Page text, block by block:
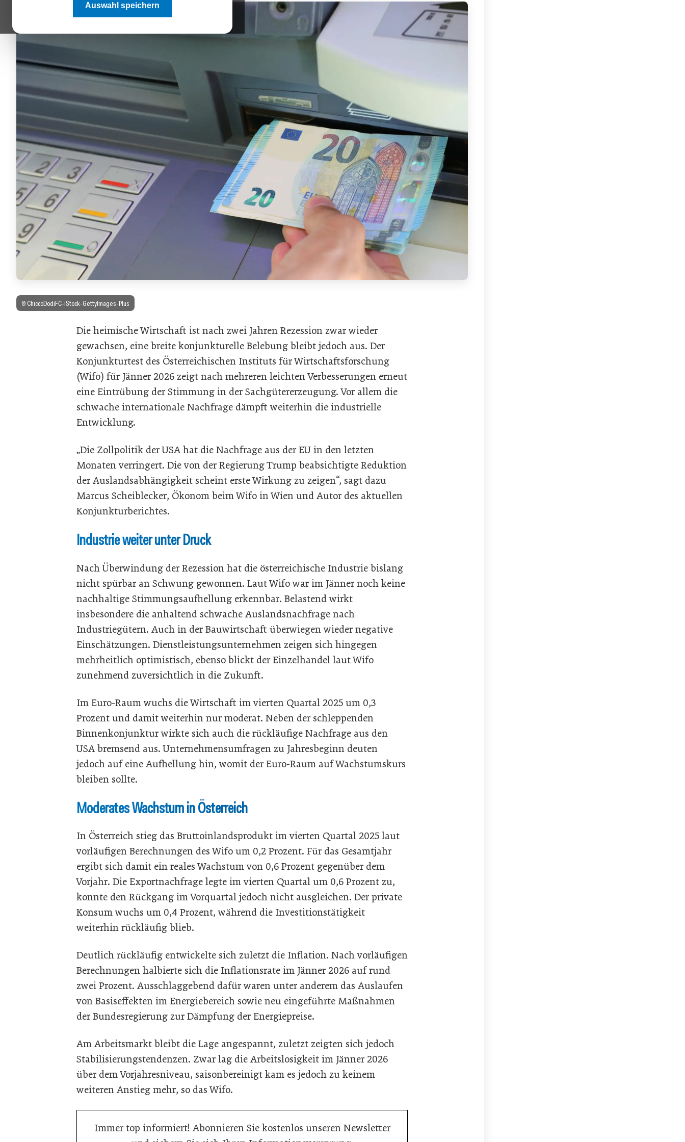
Auswahl speichern
© ChiccoDodiFC-iStock-GettyImages-Plus
Die heimische Wirtschaft ist nach zwei Jahren Rezession zwar wieder
gewachsen, eine breite konjunkturelle Belebung bleibt jedoch aus. Der
Konjunkturtest des Österreichischen Instituts für Wirtschaftsforschung
(Wifo) für Jänner 2026 zeigt nach mehreren leichten Verbesserungen erneut
eine Eintrübung der Stimmung in der Sachgütererzeugung. Vor allem die
schwache internationale Nachfrage dämpft weiterhin die industrielle
Entwicklung.
„Die Zollpolitik der USA hat die Nachfrage aus der EU in den letzten
Monaten verringert. Die von der Regierung Trump beabsichtigte Reduktion
der Auslandsabhängigkeit scheint erste Wirkung zu zeigen“, sagt dazu
Marcus Scheiblecker, Ökonom beim Wifo in Wien und Autor des aktuellen
Konjunkturberichtes.
Industrie weiter unter Druck
Nach Überwindung der Rezession hat die österreichische Industrie bislang
nicht spürbar an Schwung gewonnen. Laut Wifo war im Jänner noch keine
nachhaltige Stimmungsaufhellung erkennbar. Belastend wirkt
insbesondere die anhaltend schwache Auslandsnachfrage nach
Industriegütern. Auch in der Bauwirtschaft überwiegen wieder negative
Einschätzungen. Dienstleistungsunternehmen zeigen sich hingegen
mehrheitlich optimistisch, ebenso blickt der Einzelhandel laut Wifo
zunehmend zuversichtlich in die Zukunft.
Im Euro-Raum wuchs die Wirtschaft im vierten Quartal 2025 um 0,3
Prozent und damit weiterhin nur moderat. Neben der schleppenden
Binnenkonjunktur wirkte sich auch die rückläufige Nachfrage aus den
USA bremsend aus. Unternehmensumfragen zu Jahresbeginn deuten
jedoch auf eine Aufhellung hin, womit der Euro-Raum auf Wachstumskurs
bleiben sollte.
Moderates Wachstum in Österreich
In Österreich stieg das Bruttoinlandsprodukt im vierten Quartal 2025 laut
vorläufigen Berechnungen des Wifo um 0,2 Prozent. Für das Gesamtjahr
ergibt sich damit ein reales Wachstum von 0,6 Prozent gegenüber dem
Vorjahr. Die Exportnachfrage legte im vierten Quartal um 0,6 Prozent zu,
konnte den Rückgang im Vorquartal jedoch nicht ausgleichen. Der private
Konsum wuchs um 0,4 Prozent, während die Investitionstätigkeit
weiterhin rückläufig blieb.
Deutlich rückläufig entwickelte sich zuletzt die Inflation. Nach vorläufigen
Berechnungen halbierte sich die Inflationsrate im Jänner 2026 auf rund
zwei Prozent. Ausschlaggebend dafür waren unter anderem das Auslaufen
von Basiseffekten im Energiebereich sowie neu eingeführte Maßnahmen
der Bundesregierung zur Dämpfung der Energiepreise.
Am Arbeitsmarkt bleibt die Lage angespannt, zuletzt zeigten sich jedoch
Stabilisierungstendenzen. Zwar lag die Arbeitslosigkeit im Jänner 2026
über dem Vorjahresniveau, saisonbereinigt kam es jedoch zu keinem
weiteren Anstieg mehr, so das Wifo.
Immer top informiert! Abonnieren Sie kostenlos unseren Newsletter